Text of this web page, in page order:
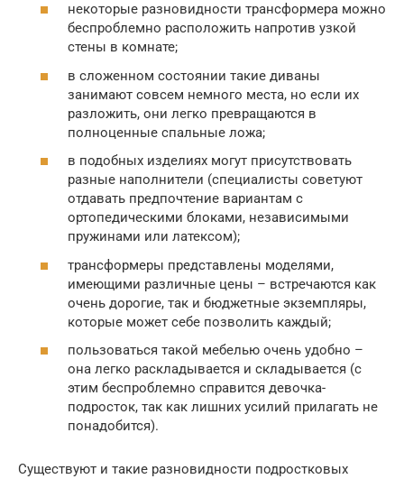
некоторые разновидности трансформера можно
беспроблемно расположить напротив узкой
стены в комнате;
в сложенном состоянии такие диваны
занимают совсем немного места, но если их
разложить, они легко превращаются в
полноценные спальные ложа;
в подобных изделиях могут присутствовать
разные наполнители (специалисты советуют
отдавать предпочтение вариантам с
ортопедическими блоками, независимыми
пружинами или латексом);
трансформеры представлены моделями,
имеющими различные цены – встречаются как
очень дорогие, так и бюджетные экземпляры,
которые может себе позволить каждый;
пользоваться такой мебелью очень удобно –
она легко раскладывается и складывается (с
этим беспроблемно справится девочка-
подросток, так как лишних усилий прилагать не
понадобится).
Существуют и такие разновидности подростковых